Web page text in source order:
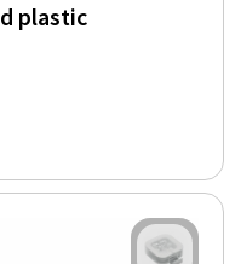
plastic